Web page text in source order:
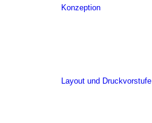
Konzeption
Layout und Druckvorstufe